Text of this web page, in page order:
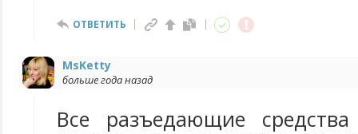
ОТВЕТИТЬ
MsKetty
больше года назад
Все разъедающие